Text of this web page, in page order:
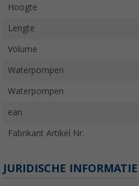
Hoogte
Lengte
Volume
Waterpompen
Waterpompen
ean
Fabrikant Artikel Nr.
JURIDISCHE INFORMATIE